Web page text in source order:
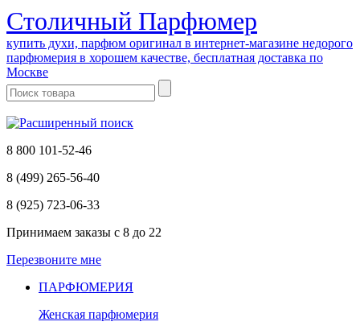
Cтоличный Парфюмер
купить духи, парфюм оригинал в интернет-магазине недорого
парфюмерия в хорошем качестве, бесплатная доставка по
Москве
8 800 101-52-46
8 (499) 265-56-40
8 (925) 723-06-33
Принимаем заказы с 8 до 22
Перезвоните мне
ПАРФЮМЕРИЯ
Женская парфюмерия